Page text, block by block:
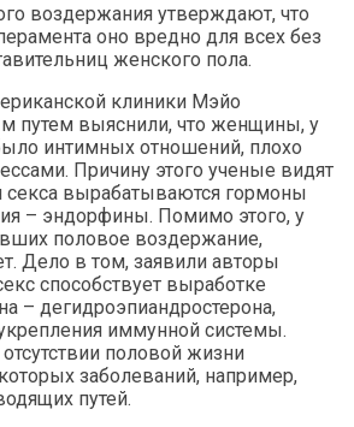
воздержания утверждают, что
оно вредно для всех без
женского пола.
клиники Мэйо
путем выяснили, что женщины, у
интимных отношений, плохо
Причину этого ученые видят
секса вырабатываются гормоны
– эндорфины. Помимо этого, у
половое воздержание,
Дело в том, заявили авторы
способствует выработке
– дегидроэпиандростерона,
иммунной системы.
половой жизни
заболеваний, например,
путей.